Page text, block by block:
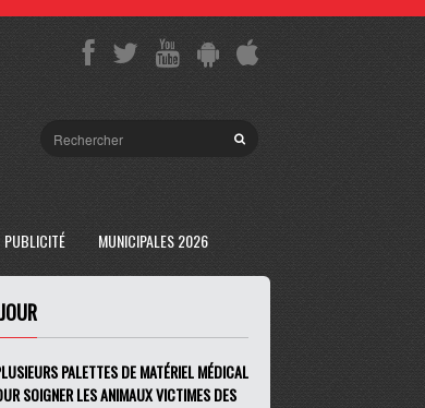
PUBLICITÉ MUNICIPALES 2026
PALETTES DE MATÉRIEL MÉDICAL
SOIGNER LES ANIMAUX VICTIMES DES